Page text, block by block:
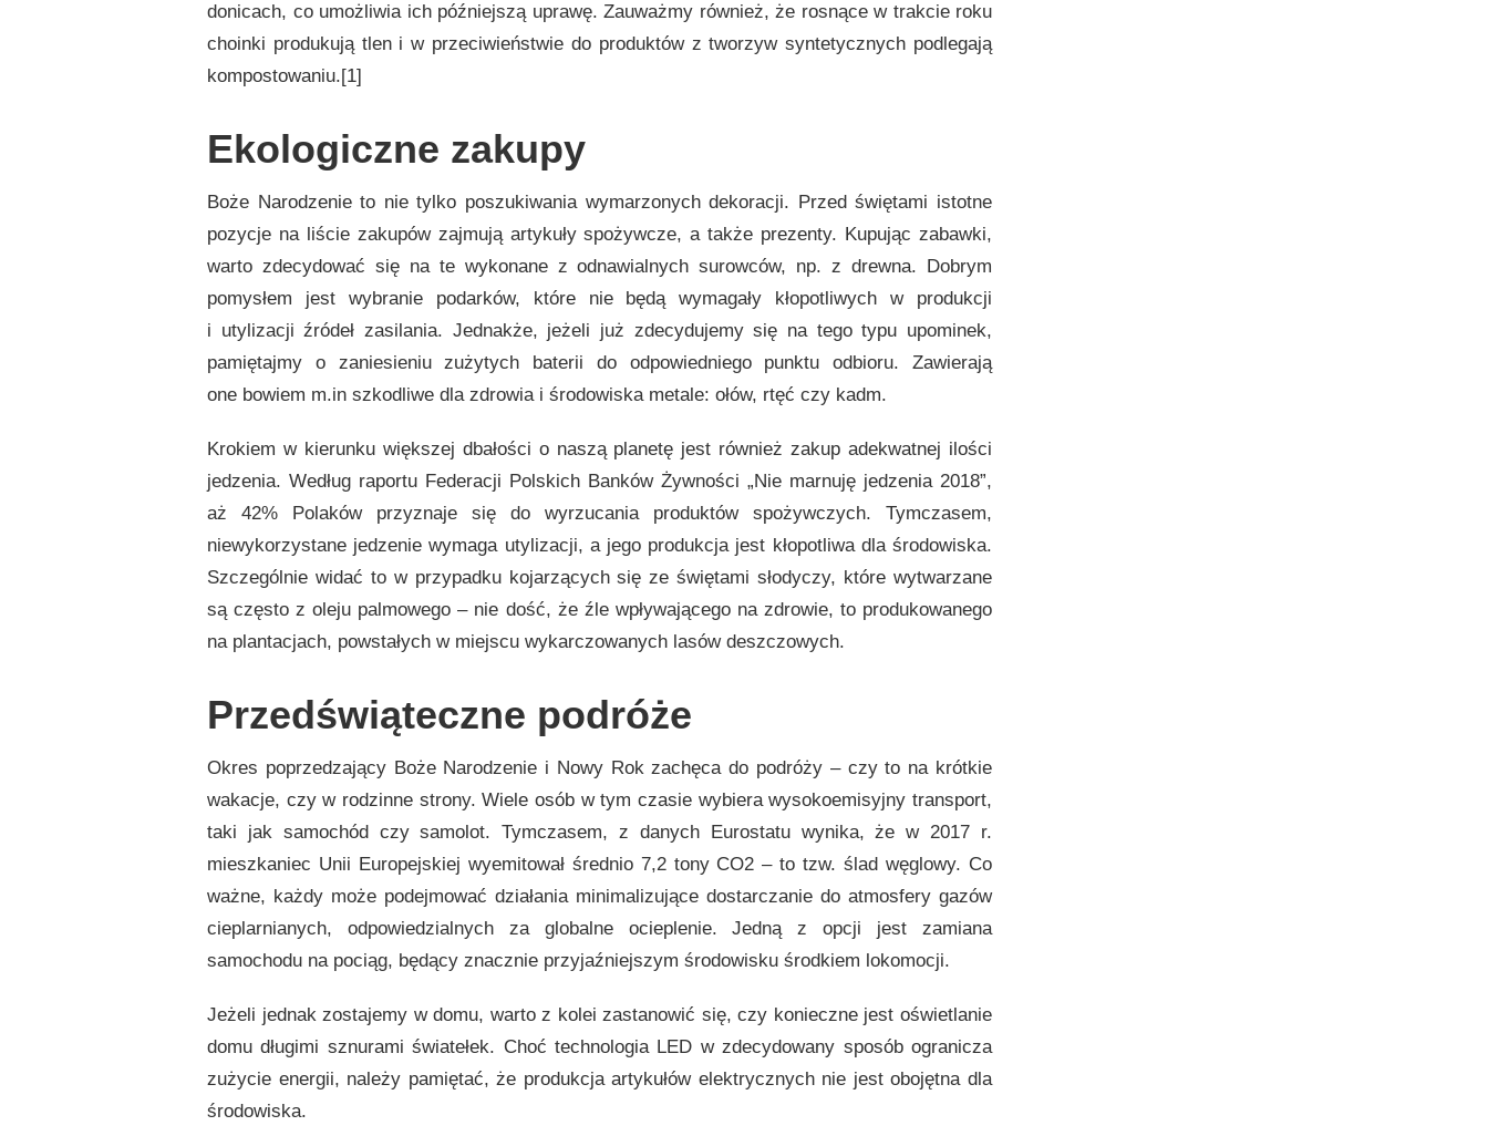
donicach, co umożliwia ich późniejszą uprawę. Zauważmy również, że rosnące w trakcie roku
choinki produkują tlen i w przeciwieństwie do produktów z tworzyw syntetycznych podlegają
kompostowaniu.[1]
Ekologiczne zakupy
Boże Narodzenie to nie tylko poszukiwania wymarzonych dekoracji. Przed świętami istotne
pozycje na liście zakupów zajmują artykuły spożywcze, a także prezenty. Kupując zabawki,
warto zdecydować się na te wykonane z odnawialnych surowców, np. z drewna. Dobrym
pomysłem jest wybranie podarków, które nie będą wymagały kłopotliwych w produkcji
i utylizacji źródeł zasilania. Jednakże, jeżeli już zdecydujemy się na tego typu upominek,
pamiętajmy o zaniesieniu zużytych baterii do odpowiedniego punktu odbioru. Zawierają
one bowiem m.in szkodliwe dla zdrowia i środowiska metale: ołów, rtęć czy kadm.
Krokiem w kierunku większej dbałości o naszą planetę jest również zakup adekwatnej ilości
jedzenia. Według raportu Federacji Polskich Banków Żywności „Nie marnuję jedzenia 2018”,
aż 42% Polaków przyznaje się do wyrzucania produktów spożywczych. Tymczasem,
niewykorzystane jedzenie wymaga utylizacji, a jego produkcja jest kłopotliwa dla środowiska.
Szczególnie widać to w przypadku kojarzących się ze świętami słodyczy, które wytwarzane
są często z oleju palmowego – nie dość, że źle wpływającego na zdrowie, to produkowanego
na plantacjach, powstałych w miejscu wykarczowanych lasów deszczowych.
Przedświąteczne podróże
Okres poprzedzający Boże Narodzenie i Nowy Rok zachęca do podróży – czy to na krótkie
wakacje, czy w rodzinne strony. Wiele osób w tym czasie wybiera wysokoemisyjny transport,
taki jak samochód czy samolot. Tymczasem, z danych Eurostatu wynika, że w 2017 r.
mieszkaniec Unii Europejskiej wyemitował średnio 7,2 tony CO2 – to tzw. ślad węglowy. Co
ważne, każdy może podejmować działania minimalizujące dostarczanie do atmosfery gazów
cieplarnianych, odpowiedzialnych za globalne ocieplenie. Jedną z opcji jest zamiana
samochodu na pociąg, będący znacznie przyjaźniejszym środowisku środkiem lokomocji.
Jeżeli jednak zostajemy w domu, warto z kolei zastanowić się, czy konieczne jest oświetlanie
domu długimi sznurami światełek. Choć technologia LED w zdecydowany sposób ogranicza
zużycie energii, należy pamiętać, że produkcja artykułów elektrycznych nie jest obojętna dla
środowiska.